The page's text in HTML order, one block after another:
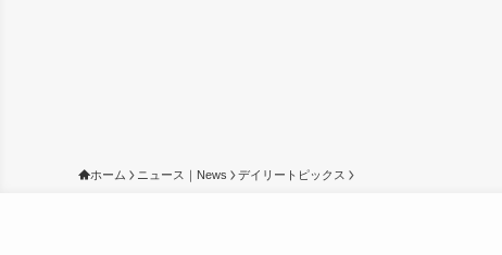
ホーム ニュース｜News デイリートピックス